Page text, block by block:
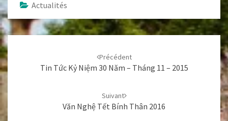
Actualités
Navigation
d'article
Précédent
Tin Tức Kỷ Niệm 30 Năm – Tháng 11 – 2015
Suivant
Văn Nghệ Tết Bính Thân 2016